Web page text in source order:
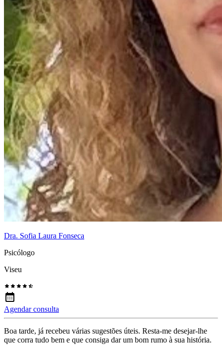
Dra. Sofia Laura Fonseca
Psicólogo
Viseu
Agendar consulta
Boa tarde, já recebeu várias sugestões úteis. Resta-me desejar-lhe
que corra tudo bem e que consiga dar um bom rumo à sua história.